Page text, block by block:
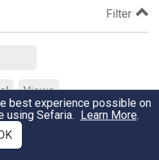
Filter
Views
תהלים מד-מח: 'אלוהים, קשה
best experience possible on
using Sefaria. Learn More.